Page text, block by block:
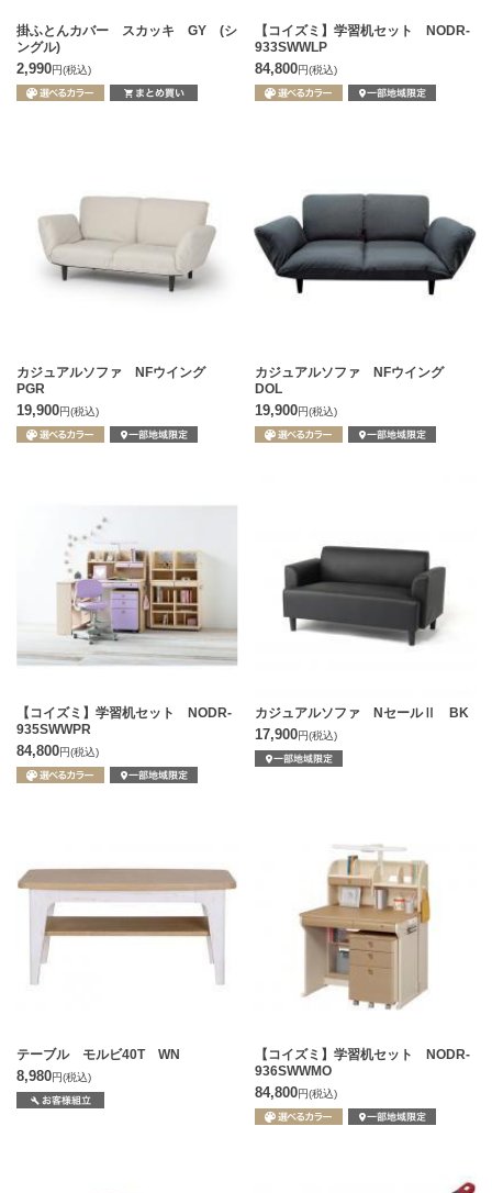
掛ふとんカバー スカッキ GY (シ
ングル)
2,990円(税込)
【コイズミ】学習机セット NODR-
933SWWLP
84,800円(税込)
カジュアルソファ NFウイング
PGR
19,900円(税込)
カジュアルソファ NFウイング
DOL
19,900円(税込)
【コイズミ】学習机セット NODR-
935SWWPR
84,800円(税込)
カジュアルソファ NセールⅡ BK
17,900円(税込)
テーブル モルビ40T WN
8,980円(税込)
【コイズミ】学習机セット NODR-
936SWWMO
84,800円(税込)